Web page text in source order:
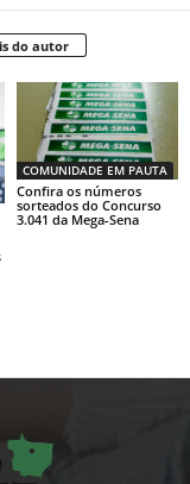
do autor
COMUNIDADE EM PAUTA
Confira os números
sorteados do Concurso
3.041 da Mega-Sena